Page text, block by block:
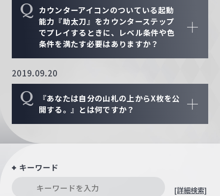
Q カウンターアイコンのついている起動
能力『助太刀』をカウンターステップ
でプレイするときに、レベル条件や色
条件を満たす必要はありますか？
2019.09.20
Q
『あなたは自分の山札の上からX枚を公
開する。』とは何ですか？
キーワード
[詳細検索]